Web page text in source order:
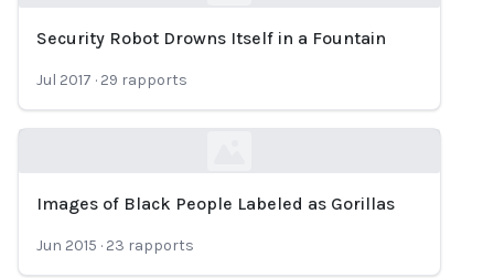
Security Robot Drowns Itself in a Fountain
Jul 2017 · 29 rapports
Loading...
Images of Black People Labeled as Gorillas
Jun 2015 · 23 rapports